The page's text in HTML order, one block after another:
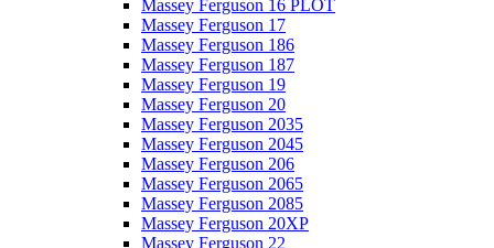
Massey Ferguson 16 PLOT
Massey Ferguson 17
Massey Ferguson 186
Massey Ferguson 187
Massey Ferguson 19
Massey Ferguson 20
Massey Ferguson 2035
Massey Ferguson 2045
Massey Ferguson 206
Massey Ferguson 2065
Massey Ferguson 2085
Massey Ferguson 20XP
Massey Ferguson 22